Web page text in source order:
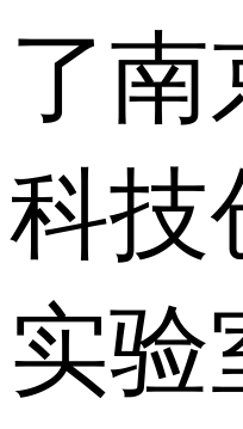
了南
科技
实验